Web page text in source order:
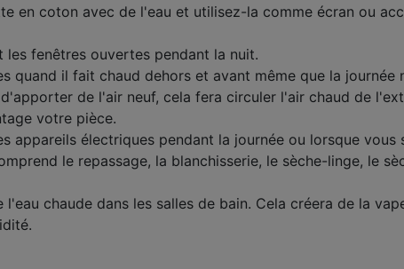
en coton avec de l'eau et utilisez-la comme écran ou
les fenêtres ouvertes pendant la nuit.
quand il fait chaud dehors et avant même que la journée
de l'air neuf, cela fera circuler l'air chaud de
votre pièce.
appareils électriques pendant la journée ou lorsque vous
le repassage, la blanchisserie, le sèche-linge, le
chaude dans les salles de bain. Cela créera de la